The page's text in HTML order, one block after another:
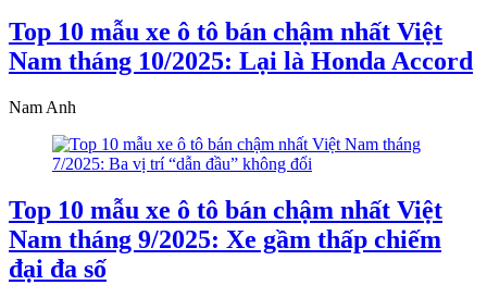
Top 10 mẫu xe ô tô bán chậm nhất Việt
Nam tháng 10/2025: Lại là Honda Accord
Nam Anh
Top 10 mẫu xe ô tô bán chậm nhất Việt
Nam tháng 9/2025: Xe gầm thấp chiếm
đại đa số